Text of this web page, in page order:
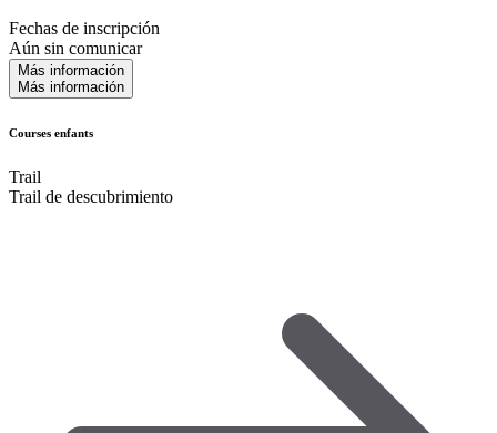
Fechas de inscripción
Aún sin comunicar
Más información
Más información
Courses enfants
Trail
Trail de descubrimiento